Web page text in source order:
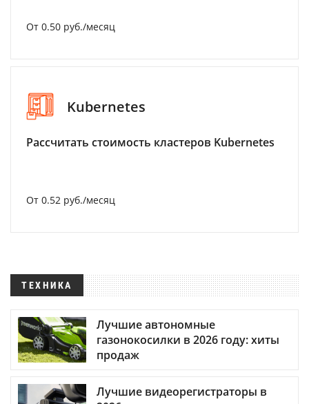
От 0.50 руб./месяц
Kubernetes
Рассчитать стоимость кластеров Kubernetes
От 0.52 руб./месяц
ТЕХНИКА
Лучшие автономные
газонокосилки в 2026 году: хиты
продаж
Лучшие видеорегистраторы в